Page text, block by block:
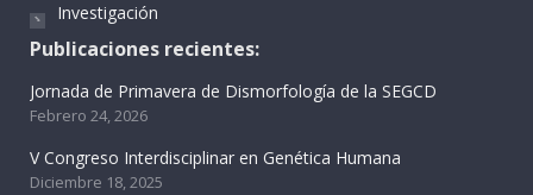
Investigación
Publicaciones recientes:
Jornada de Primavera de Dismorfología de la SEGCD
Febrero 24, 2026
V Congreso Interdisciplinar en Genética Humana
Diciembre 18, 2025